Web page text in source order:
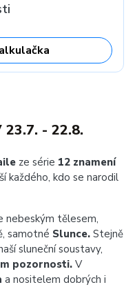
23.7. - 22.8.
ze série 12 znamení
každého, kdo se narodil
nebeským tělesem,
samotné Slunce. Stejně
sluneční soustavy,
pozornosti.V
a nositelem dobrých i